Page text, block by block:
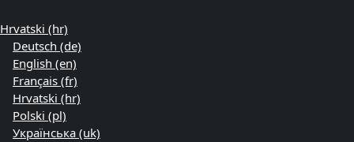
Hrvatski ‎(hr)‎
Deutsch ‎(de)‎
English ‎(en)‎
Français ‎(fr)‎
Hrvatski ‎(hr)‎
Polski ‎(pl)‎
Українська ‎(uk)‎